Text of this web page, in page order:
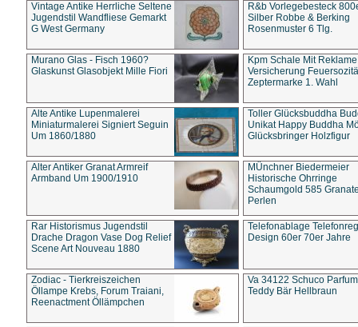
Vintage Antike Herrliche Seltene
Jugendstil Wandfliese Gemarkt
G West Germany
R&b Vorlegebesteck
Silber Robbe & Berking
Rosenmuster 6 Tlg.
Murano Glas - Fisch 1960?
Glaskunst Glasobjekt Mille Fiori
Kpm Schale Mit Reklame
Versicherung
Zeptermarke 1. Wahl
Alte Antike Lupenmalerei
Miniaturmalerei Signiert Seguin
Um 1860/1880
Toller Glücksbuddha
Unikat Happy Buddha
Glücksbringer Holzfigur
Alter Antiker Granat Armreif
Armband Um 1900/1910
MÜnchner Biedermeier
Historische Ohrringe
Schaumgold 585
Perlen
Rar Historismus Jugendstil
Drache Dragon Vase Dog Relief
Scene Art Nouveau 1880
Telefonablage
Design 60er 70er Jahre
Zodiac - Tierkreiszeichen
Öllampe Krebs, Forum Traiani,
Reenactment Öllämpchen
Va 34122 Schuco
Teddy Bär Hellbraun